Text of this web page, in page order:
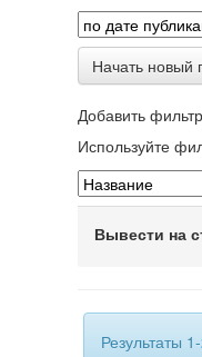
Начать новый
Добавить
Используйте
Вывести на
Результаты